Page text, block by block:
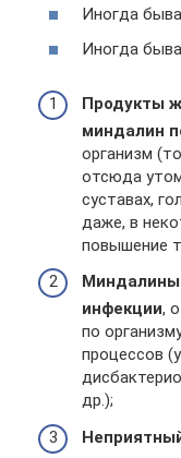
Иногда
Иногда
Продукты
миндалин
организм
отсюда
суставах,
даже, в
повышение
Миндалины
инфекции,
по
процессов
др.);